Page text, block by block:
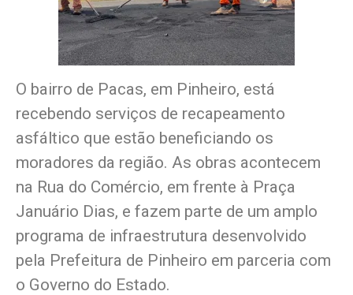
O bairro de Pacas, em Pinheiro, está
recebendo serviços de recapeamento
asfáltico que estão beneficiando os
moradores da região. As obras acontecem
na Rua do Comércio, em frente à Praça
Januário Dias, e fazem parte de um amplo
programa de infraestrutura desenvolvido
pela Prefeitura de Pinheiro em parceria com
o Governo do Estado.